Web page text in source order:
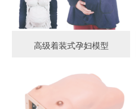
高级着装式孕妇模型